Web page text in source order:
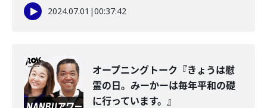
2024.07.01 |00:37:42
オープニングトーク『きょうは慰
霊の日。みーかーは毎年平和の礎
に行っています。』